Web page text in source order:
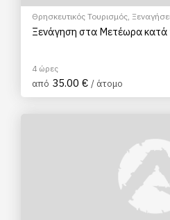
Θρησκευτικός Τουρισμός,
Πόλης
Πολιτιστικά - Πολιτισμικά
Ξενάγηση στα Μετέωρα κατά
4 ώρες
από 35.00 € / άτομο